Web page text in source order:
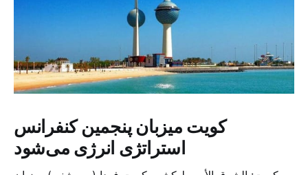
کویت میزبان پنجمین کنفرانس
استراتژی انرژی می‌شود